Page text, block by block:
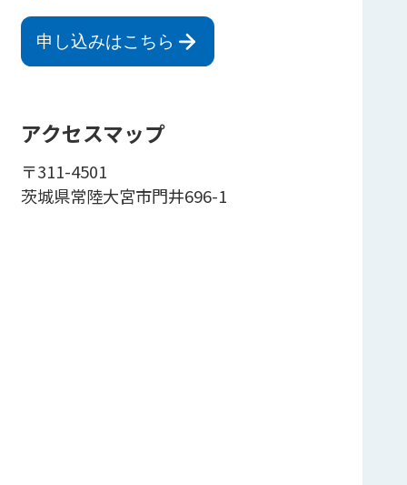
申し込みはこちら
アクセスマップ
〒311-4501
茨城県常陸大宮市門井696-1